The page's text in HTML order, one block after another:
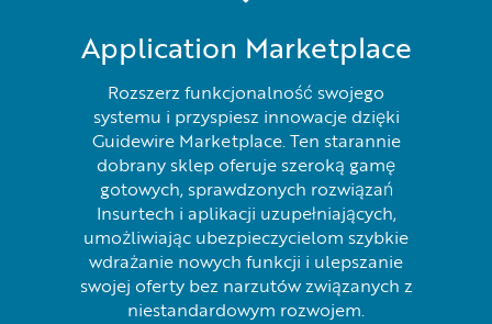
Application Marketplace
Rozszerz funkcjonalność swojego
systemu i przyspiesz innowacje dzięki
Guidewire Marketplace. Ten starannie
dobrany sklep oferuje szeroką gamę
gotowych, sprawdzonych rozwiązań
Insurtech i aplikacji uzupełniających,
umożliwiając ubezpieczycielom szybkie
wdrażanie nowych funkcji i ulepszanie
swojej oferty bez narzutów związanych z
niestandardowym rozwojem.